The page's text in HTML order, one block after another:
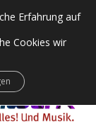
Erfahrung auf
Cookies wir